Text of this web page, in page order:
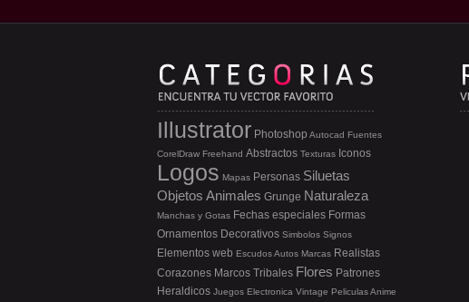
Illustrator Photoshop Autocad Fuentes
CorelDraw Freehand Abstractos Texturas Iconos
Logos Mapas Personas Siluetas
Objetos Animales Grunge Naturaleza
Manchas y Gotas Fechas especiales Formas
Ornamentos Decorativos Simbolos Signos
Elementos web EscudosAutos Marcas Realistas
Corazones Marcos Tribales Flores Patrones
Heraldicos Juegos Electronica Vintage PeliculasAnime